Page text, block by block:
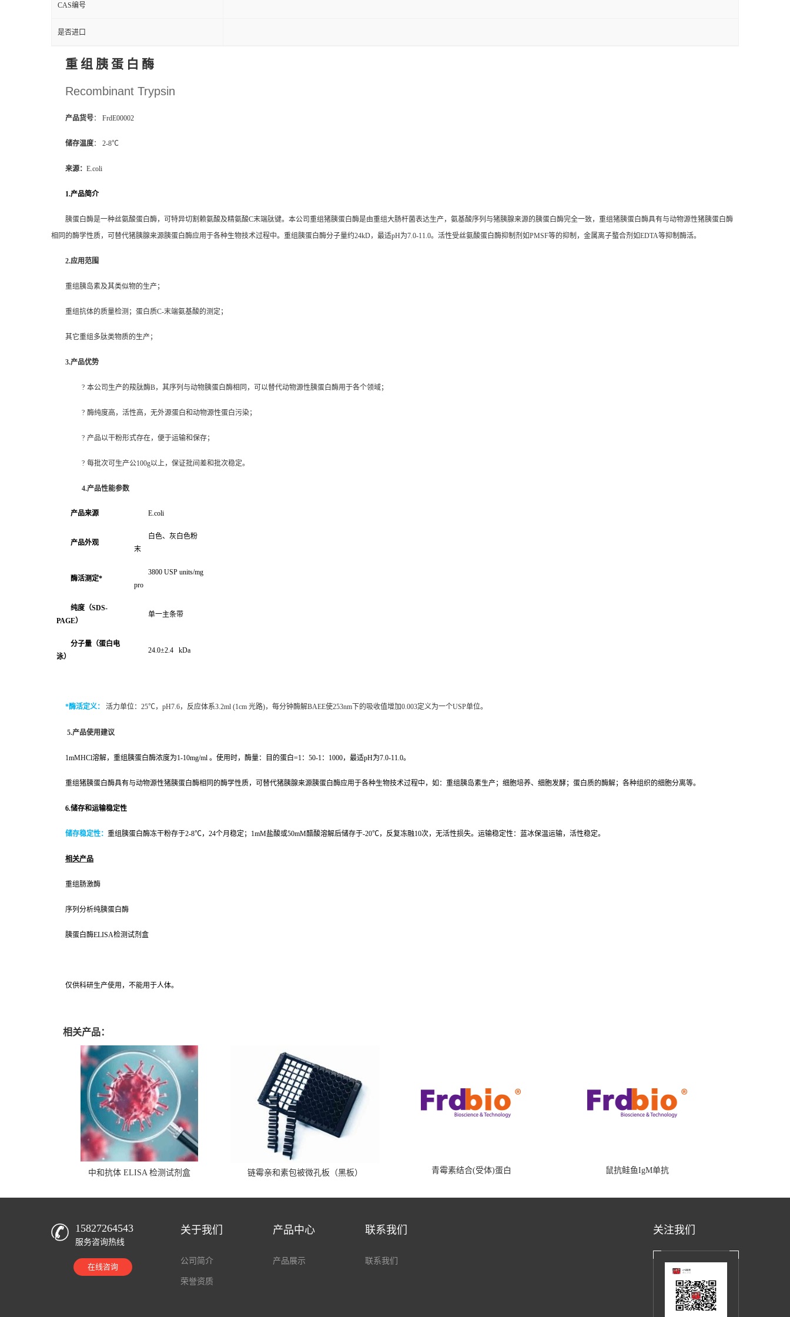
CAS编号
是否进口
重 组 胰 蛋 白 酶
Recombinant Trypsin
产品货号： FrdE00002
储存温度： 2-8℃
来源： E.coli
1.产品简介
胰蛋白酶是一种丝氨酸蛋白酶，可特异切割赖氨酸及精氨酸C末端肽键。本公司重组猪胰蛋白酶是由重组大肠杆菌表达生产，氨基酸序列与猪胰腺来源的胰蛋白酶完全一致，重组猪胰蛋白酶具有与动物源性猪胰蛋白酶
相同的酶学性质，可替代猪胰腺来源胰蛋白酶应用于各种生物技术过程中。重组胰蛋白酶分子量约24kD，最适pH为7.0-11.0。活性受丝氨酸蛋白酶抑制剂如PMSF等的抑制，金属离子螯合剂如EDTA等抑制酶活。
2.应用范围
重组胰岛素及其类似物的生产；
重组抗体的质量检测；蛋白质C-末端氨基酸的测定；
其它重组多肽类物质的生产；
3.产品优势
? 本公司生产的羧肽酶B，其序列与动物胰蛋白酶相同，可以替代动物源性胰蛋白酶用于各个领域；
? 酶纯度高，活性高，无外源蛋白和动物源性蛋白污染；
? 产品以干粉形式存在，便于运输和保存；
? 每批次可生产公100g以上，保证批间差和批次稳定。
4.产品性能参数
产品来源 E.coli
产品外观
白色、灰白色粉
末
酶活测定*
3800 USP units/mg
pro
纯度（SDS-
PAGE）
单一主条带
分子量（蛋白电
泳）
24.0±2.4 kDa
*酶活定义： 活力单位：25℃，pH7.6，反应体系3.2ml (1cm 光路)，每分钟酶解BAEE使253nm下的吸收值增加0.003定义为一个USP单位。
5.产品使用建议
1mMHCl溶解，重组胰蛋白酶浓度为1-10mg/ml 。使用时，酶量：目的蛋白=1：50-1：1000，最适pH为7.0-11.0。
重组猪胰蛋白酶具有与动物源性猪胰蛋白酶相同的酶学性质，可替代猪胰腺来源胰蛋白酶应用于各种生物技术过程中，如：重组胰岛素生产；细胞培养、细胞发酵；蛋白质的酶解；各种组织的细胞分离等。
6.储存和运输稳定性
储存稳定性： 重组胰蛋白酶冻干粉存于2-8℃，24个月稳定；1mM盐酸或50mM醋酸溶解后储存于-20℃，反复冻融10次，无活性损失。运输稳定性：蓝冰保温运输，活性稳定。
相关产品
重组肠激酶
序列分析纯胰蛋白酶
胰蛋白酶ELISA检测试剂盒
仅供科研生产使用，不能用于人体。
相关产品：
中和抗体 ELISA 检测试剂盒 链霉亲和素包被微孔板（黑板） 青霉素结合(受体)蛋白 鼠抗鲑鱼IgM单抗
15827264543
服务咨询热线
在线咨询
关于我们
公司简介
荣誉资质
产品中心
产品展示
联系我们
联系我们
关注我们